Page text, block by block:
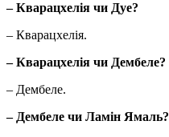
– Кварацхелія чи Дуе?
– Кварацхелія.
– Кварацхелія чи Дембеле?
– Дембеле.
– Дембеле чи Ламін Ямаль?